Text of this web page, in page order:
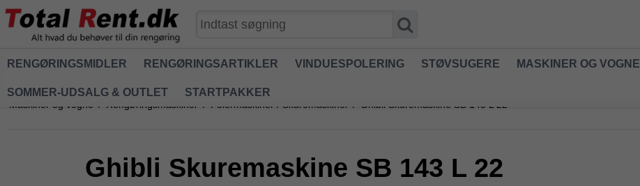
RENGØRINGSMIDLER RENGØRINGSARTIKLER VINDUESPOLERING STØVSUGERE MASKINER OG VOGNE
SOMMER-UDSALG & OUTLET STARTPAKKER
Maskiner og vogne / Rengøringsmaskiner / Polermaskiner / Skuremaskiner / Ghibli Skuremaskine SB 143 L 22
Ghibli Skuremaskine SB 143 L 22